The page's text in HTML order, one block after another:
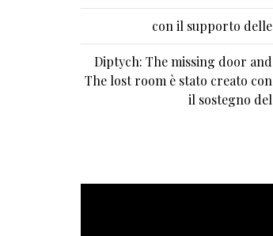
con il supporto delle
Diptych: The missing door and
The lost room è stato creato con
il sostegno del